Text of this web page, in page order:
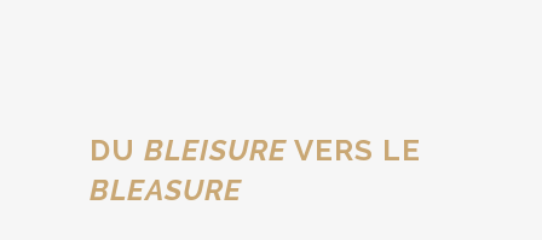
DU BLEISURE VERS LE
BLEASURE